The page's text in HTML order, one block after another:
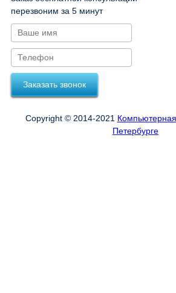
перезвоним за 5 минут
Заказать звонок
Copyright © 2014-2021
Петербурге